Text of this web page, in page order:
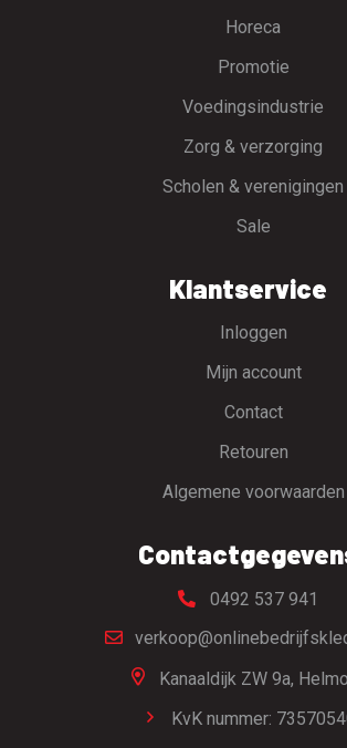
Horeca
Promotie
Voedingsindustrie
Zorg & verzorging
Scholen & verenigingen
Sale
Klantservice
Inloggen
Mijn account
Contact
Retouren
Algemene voorwaarden
0492 537 941
Kanaaldijk ZW 9a,
KvK nummer: